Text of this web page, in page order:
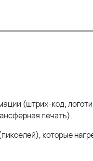
(штрих-код,
печать).
которые